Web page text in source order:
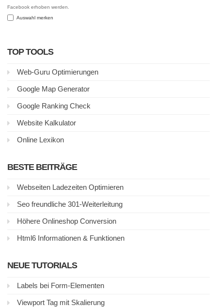
Facebook erhoben werden.
Auswahl merken
TOP TOOLS
Web-Guru Optimierungen
Google Map Generator
Google Ranking Check
Website Kalkulator
Online Lexikon
BESTE BEITRÄGE
Webseiten Ladezeiten Optimieren
Seo freundliche 301-Weiterleitung
Höhere Onlineshop Conversion
Html6 Informationen & Funktionen
NEUE TUTORIALS
Labels bei Form-Elementen
Viewport Tag mit Skalierung